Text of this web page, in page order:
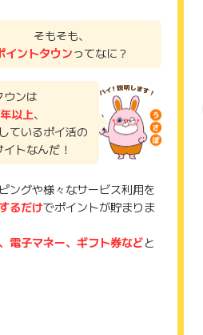
がありましたら、ご案内がござい
み可能 等）
談を実施することが困難な場合
注意ください。
に相談できなかった場合
ート・問い合わせに10日以内に
つかない場合を含む）
できないと判断する場合や、相談
も含む）
いてのご相談意思がないと判断さ
、ご相談途中で連絡が取れなくな
い方等）
獲得するまで必ず保管してくださ
お問い合わせされる際に、該当の
がございます。
場合は対応いたしかねますので、
サイトを表示するアプリのこと
れば適切な補償額・共済等も含め
させていただく為、ご依頼がない
は一切しておりません。
販売手数料の収入がない分、通常
14800円）とさせていただいてい
ザーのみ、特典として無料でご利
そもそも、
イントタウンってなに？
ウンは
以上、
ているポイ活の
トなんだ！
ングや様々なサービス利用を
るだけでポイントが貯まりま
電子マネー、ギフト券などと